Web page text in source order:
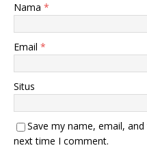
Nama *
Email *
Situs
Save my name, email,
next time I comment.